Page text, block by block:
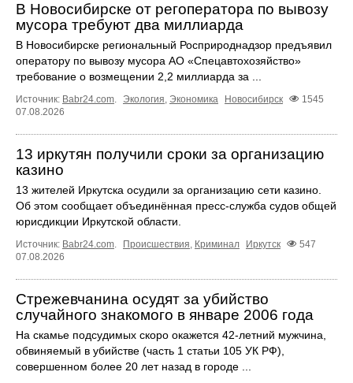
В Новосибирске от регоператора по вывозу
мусора требуют два миллиарда
В Новосибирске региональный Росприроднадзор предъявил
оператору по вывозу мусора АО «Спецавтохозяйство»
требование о возмещении 2,2 миллиарда за ...
Источник: Babr24.com. Экология, Экономика Новосибирск
1545
07.08.2026
13 иркутян получили сроки за организацию
казино
13 жителей Иркутска осудили за организацию сети казино.
Об этом сообщает объединённая пресс‑служба судов общей
юрисдикции Иркутской области.
Источник: Babr24.com. Происшествия, Криминал Иркутск
547
07.08.2026
Стрежевчанина осудят за убийство
случайного знакомого в январе 2006 года
На скамье подсудимых скоро окажется 42-летний мужчина,
обвиняемый в убийстве (часть 1 статьи 105 УК РФ),
совершенном более 20 лет назад в городе ...